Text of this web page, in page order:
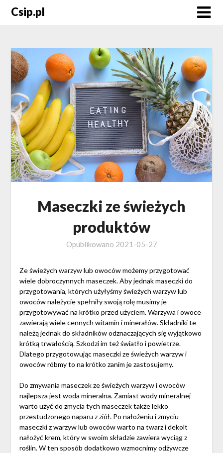
SkipCsip.pl
Maseczki ze świeżych
produktów
Opublikowano 2021-05-27
Ze świeżych warzyw lub owoców możemy przygotować
wiele dobroczynnych maseczek. Aby jednak maseczki do
przygotowania, których użyłyśmy świeżych warzyw lub
owoców należycie spełniły swoją rolę musimy je
przygotowywać na krótko przed użyciem. Warzywa i owoce
zawierają wiele cennych witamin i minerałów. Składniki te
należą jednak do składników odznaczających się wyjątkowo
krótką trwałością. Szkodzi im też światło i powietrze.
Dlatego przygotowując maseczki ze świeżych warzyw i
owoców róbmy to na krótko zanim je zastosujemy.
Do zmywania maseczek ze świeżych warzyw i owoców
najlepsza jest woda mineralna. Zamiast wody mineralnej
warto użyć do zmycia tych maseczek także lekko
przestudzonego naparu z ziół. Po nałożeniu i zmyciu
maseczki z warzyw lub owoców warto na twarz i dekolt
nałożyć krem, który w swoim składzie zawiera wyciąg z
roślin. W ten sposób dodatkowo wzmocnimy odżywcze